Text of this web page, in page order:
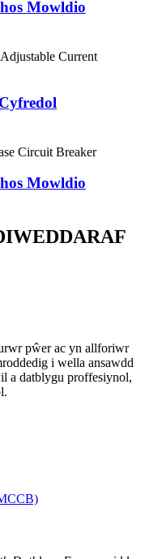
Mowldio
Mowldio
pŵer ac yn allforiwr
i wella ansawdd
a datblygu proffesiynol,